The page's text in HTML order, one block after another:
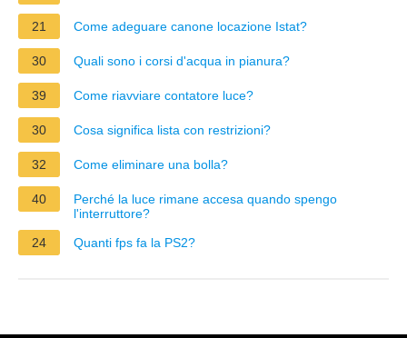
21 Come adeguare canone locazione Istat?
30 Quali sono i corsi d'acqua in pianura?
39 Come riavviare contatore luce?
30 Cosa significa lista con restrizioni?
32 Come eliminare una bolla?
40
Perché la luce rimane accesa quando spengo
l'interruttore?
24
Quanti fps fa la PS2?